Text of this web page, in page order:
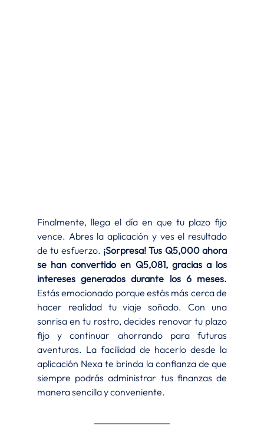
Finalmente, llega el día en que tu plazo fijo
vence. Abres la aplicación y ves el resultado
de tu esfuerzo. ¡Sorpresa! Tus Q5,000 ahora
se han convertido en Q5,081, gracias a los
intereses generados durante los 6 meses.
Estás emocionado porque estás más cerca de
hacer realidad tu viaje soñado. Con una
sonrisa en tu rostro, decides renovar tu plazo
fijo y continuar ahorrando para futuras
aventuras. La facilidad de hacerlo desde la
aplicación Nexa te brinda la confianza de que
siempre podrás administrar tus finanzas de
manera sencilla y conveniente.